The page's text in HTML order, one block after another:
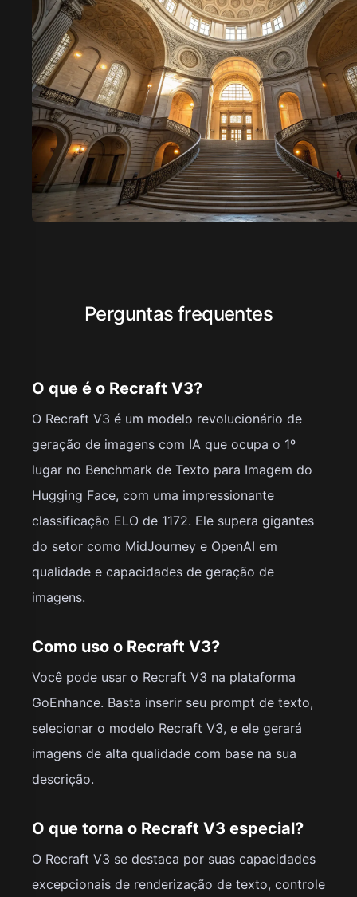
Perguntas frequentes
O que é o Recraft V3?
O Recraft V3 é um modelo revolucionário de
geração de imagens com IA que ocupa o 1º
lugar no Benchmark de Texto para Imagem do
Hugging Face, com uma impressionante
classificação ELO de 1172. Ele supera gigantes
do setor como MidJourney e OpenAI em
qualidade e capacidades de geração de
imagens.
Como uso o Recraft V3?
Você pode usar o Recraft V3 na plataforma
GoEnhance. Basta inserir seu prompt de texto,
selecionar o modelo Recraft V3, e ele gerará
imagens de alta qualidade com base na sua
descrição.
O que torna o Recraft V3 especial?
O Recraft V3 se destaca por suas capacidades
excepcionais de renderização de texto, controle